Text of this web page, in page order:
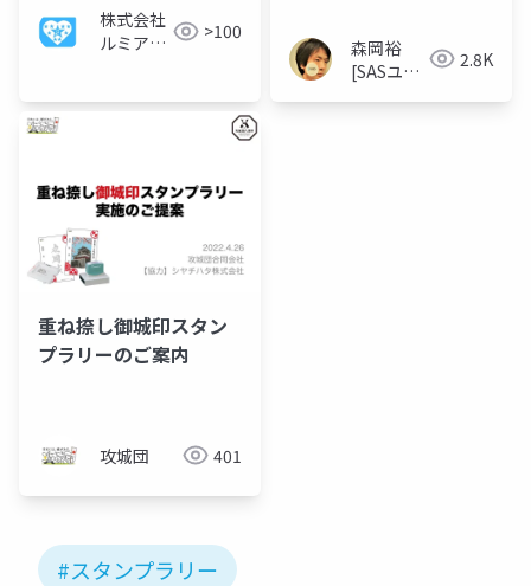
株式会社
ルミアデ
>100
森岡裕
[SASユー
2.8K
重ね捺し御城印スタン
プラリーのご案内
攻城団 401
#スタンプラリー